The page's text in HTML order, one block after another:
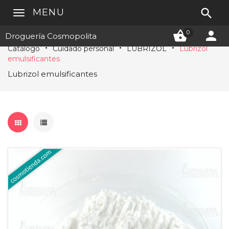
Droguería Cosmopolita 0 
MENU 
Catálogo Cuidado personal LUBRIZOL
Lubrizol
emulsificantes
Lubrizol emulsificantes